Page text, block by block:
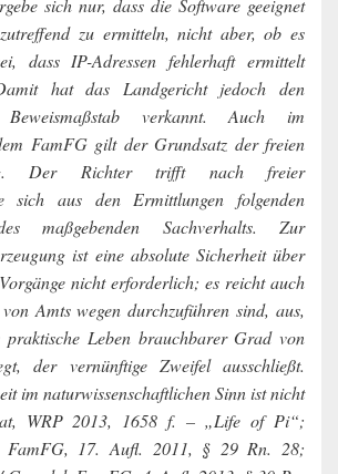
sich nur, dass die Software geeignet
zu ermitteln, nicht aber, ob es
dass IP-Adressen fehlerhaft ermittelt
hat das Landgericht jedoch den
Beweismaßstab verkannt. Auch im
FamFG gilt der Grundsatz der freien
Der Richter trifft nach freier
sich aus den Ermittlungen folgenden
maßgebenden Sachverhalts. Zur
ist eine absolute Sicherheit über
nicht erforderlich; es reicht auch
Amts wegen durchzuführen sind, aus,
Leben brauchbarer Grad von
der vernünftige Zweifel ausschließt.
im naturwissenschaftlichen Sinn ist nicht
WRP 2013, 1658 f. – „Life of Pi“;
FamFG, 17. Aufl. 2011, § 29 Rn. 28;